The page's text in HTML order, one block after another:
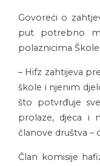
Govoreći o
put potrebno
polaznicima
– Hifz zahtijeva
škole i njenim
što potvrđuje
prolaze, djeca i
članove društva –
Član komisije